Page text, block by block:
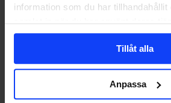
information som du har tillhandahållit
samlat in när du har använt deras
Tillåt alla
Anpassa